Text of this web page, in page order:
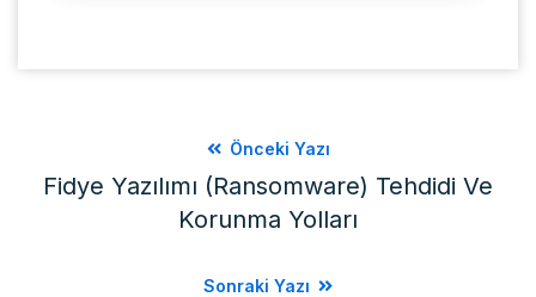
Önceki Yazı
Fidye Yazılımı (Ransomware) Tehdidi Ve
Korunma Yolları
Sonraki Yazı